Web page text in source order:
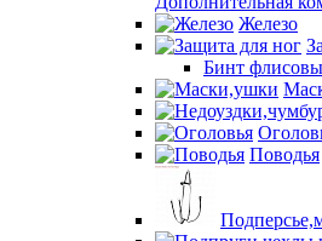
Железо
Бинт
Поводья